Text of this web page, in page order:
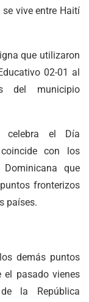
vive entre Haití
que utilizaron
02-01 al
del municipio
celebra el Día
con los
que
fronterizos
países.
demás puntos
el pasado vienes
la República